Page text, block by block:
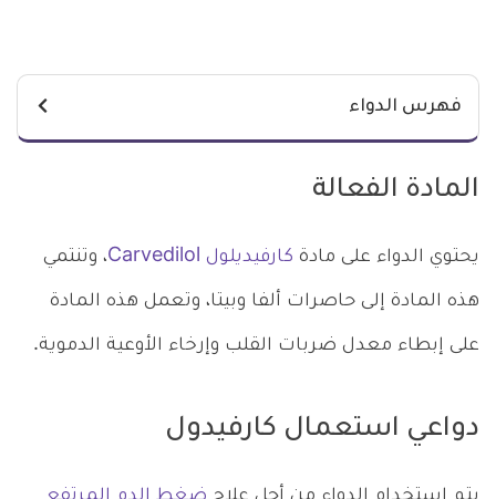
فهرس الدواء
المادة الفعالة
يحتوي الدواء على مادة كارفيديلول Carvedilol ، وتنتمي
هذه المادة إلى حاصرات ألفا وبيتا، وتعمل هذه المادة
على إبطاء معدل ضربات القلب وإرخاء الأوعية الدموية.
دواعي استعمال كارفيدول